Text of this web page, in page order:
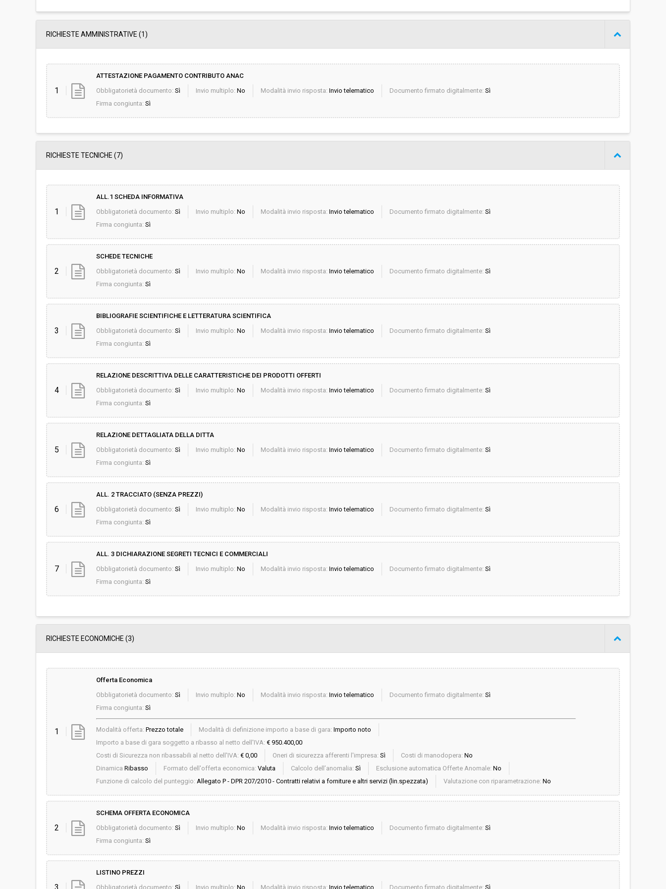
RICHIESTE AMMINISTRATIVE (1)
1
ATTESTAZIONE PAGAMENTO CONTRIBUTO ANAC
Obbligatorietà documento: Sì Invio multiplo: No Modalità invio risposta: Invio telematico Documento firmato digitalmente: Sì
Firma congiunta: Sì
RICHIESTE TECNICHE (7)
1
ALL.1 SCHEDA INFORMATIVA
Obbligatorietà documento: Sì Invio multiplo: No Modalità invio risposta: Invio telematico Documento firmato digitalmente: Sì
Firma congiunta: Sì
2
SCHEDE TECNICHE
Obbligatorietà documento: Sì Invio multiplo: No Modalità invio risposta: Invio telematico Documento firmato digitalmente: Sì
Firma congiunta: Sì
3
BIBLIOGRAFIE SCIENTIFICHE E LETTERATURA SCIENTIFICA
Obbligatorietà documento: Sì Invio multiplo: No Modalità invio risposta: Invio telematico Documento firmato digitalmente: Sì
Firma congiunta: Sì
4
RELAZIONE DESCRITTIVA DELLE CARATTERISTICHE DEI PRODOTTI OFFERTI
Obbligatorietà documento: Sì Invio multiplo: No Modalità invio risposta: Invio telematico Documento firmato digitalmente: Sì
Firma congiunta: Sì
5
RELAZIONE DETTAGLIATA DELLA DITTA
Obbligatorietà documento: Sì Invio multiplo: No Modalità invio risposta: Invio telematico Documento firmato digitalmente: Sì
Firma congiunta: Sì
6
ALL. 2 TRACCIATO (SENZA PREZZI)
Obbligatorietà documento: Sì Invio multiplo: No Modalità invio risposta: Invio telematico Documento firmato digitalmente: Sì
Firma congiunta: Sì
7
ALL. 3 DICHIARAZIONE SEGRETI TECNICI E COMMERCIALI
Obbligatorietà documento: Sì Invio multiplo: No Modalità invio risposta: Invio telematico Documento firmato digitalmente: Sì
Firma congiunta: Sì
RICHIESTE ECONOMICHE (3)
1
Offerta Economica
Obbligatorietà documento: Sì Invio multiplo: No Modalità invio risposta: Invio telematico Documento firmato digitalmente: Sì
Firma congiunta: Sì
Modalità offerta: Prezzo totale Modalità di definizione importo a base di gara: Importo noto
Importo a base di gara soggetto a ribasso al netto dell'IVA: € 950.400,00
Costi di Sicurezza non ribassabili al netto dell'IVA: € 0,00 Oneri di sicurezza afferenti l'impresa: Sì Costi di manodopera: No
Dinamica Ribasso Formato dell'offerta economica: Valuta Calcolo dell’anomalia: Sì Esclusione automatica Offerte Anomale: No
Funzione di calcolo del punteggio: Allegato P - DPR 207/2010 - Contratti relativi a forniture e altri servizi (lin.spezzata) Valutazione con riparametrazione: No
2
SCHEMA OFFERTA ECONOMICA
Obbligatorietà documento: Sì Invio multiplo: No Modalità invio risposta: Invio telematico Documento firmato digitalmente: Sì
Firma congiunta: Sì
LISTINO PREZZI
Obbligatorietà documento: Sì Invio multiplo: No Modalità invio risposta: Invio telematico Documento firmato digitalmente: Sì